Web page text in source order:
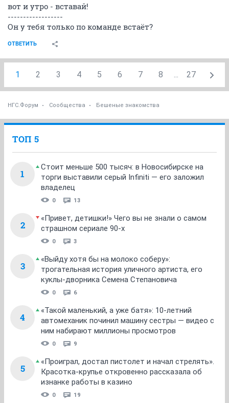
вот и утро - вставай!
------------------
Он у тебя только по команде встаёт?
ОТВЕТИТЬ
1 2 3 4 5 6 7 8 ... 27
НГС.Форум Сообщества Бешеные знакомства
ТОП 5
1
Стоит меньше 500 тысяч: в Новосибирске на
торги выставили серый Infiniti — его заложил
владелец
0 13
2
«Привет, детишки!» Чего вы не знали о самом
страшном сериале 90-х
0 3
3
«Выйду хотя бы на молоко соберу»:
трогательная история уличного артиста, его
куклы-дворника Семена Степановича
0 6
4
«Такой маленький, а уже батя»: 10-летний
автомеханик починил машину сестры — видео с
ним набирают миллионы просмотров
0 9
5
«Проиграл, достал пистолет и начал стрелять».
Красотка-крупье откровенно рассказала об
изнанке работы в казино
0 19